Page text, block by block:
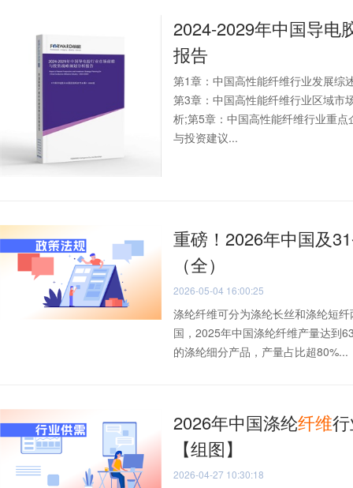
2024-2029年中国导电
报告
第1章：中国高性能纤维行业发展综
第3章：中国高性能纤维行业区域市
析;第5章：中国高性能纤维行业重
与投资建议...
重磅！2026年中国及
（全）
2026-05-04 16:00:25
涤纶纤维可分为涤纶长丝和涤纶短
国，2025年中国涤纶纤维产量达到
的涤纶细分产品，产量占比超80%...
2026年中国涤纶纤维
【组图】
2026-04-27 10:30:18